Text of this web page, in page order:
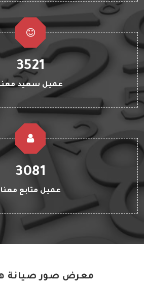
3521
عميل سعيد
3081
عميل متابع معنا
معرض صور صيانة